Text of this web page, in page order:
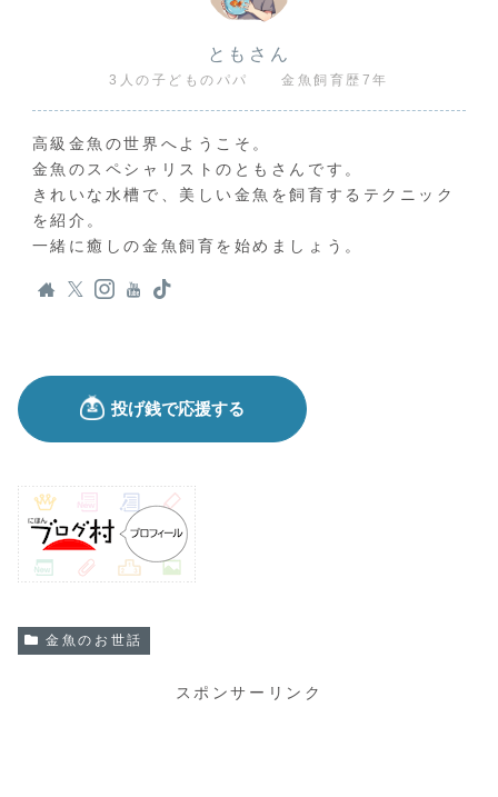
ともさん
3人の子どものパパ 金魚飼育歴7年
高級金魚の世界へようこそ。
金魚のスペシャリストのともさんです。
きれいな水槽で、美しい金魚を飼育するテクニック
を紹介。
一緒に癒しの金魚飼育を始めましょう。
金魚のお世話
スポンサーリンク